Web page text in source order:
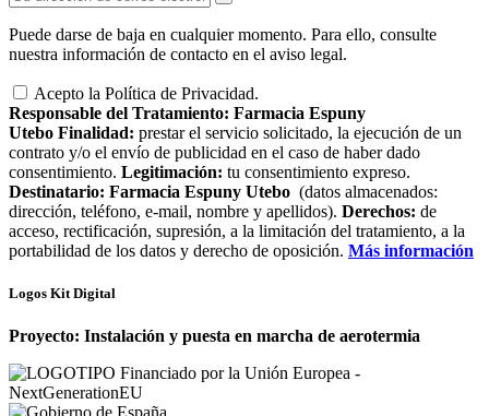
Puede darse de baja en cualquier momento. Para ello, consulte
nuestra información de contacto en el aviso legal.
Acepto la Política de Privacidad.
Responsable del Tratamiento: Farmacia Espuny
Utebo Finalidad: prestar el servicio solicitado, la ejecución de un
contrato y/o el envío de publicidad en el caso de haber dado
consentimiento. Legitimación: tu consentimiento expreso.
Destinatario: Farmacia Espuny Utebo (datos almacenados:
dirección, teléfono, e-mail, nombre y apellidos). Derechos: de
acceso, rectificación, supresión, a la limitación del tratamiento, a la
portabilidad de los datos y derecho de oposición. Más información
Logos Kit Digital
Proyecto: Instalación y puesta en marcha de aerotermia